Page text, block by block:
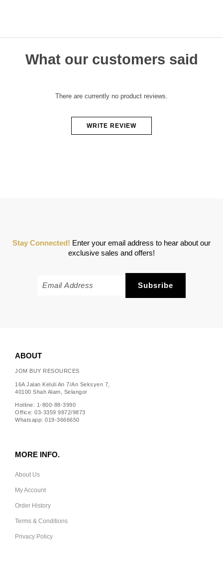
What our customers said
There are currently no product reviews.
WRITE REVIEW
Stay Connected! Enter your email address to hear about our
exclusive sales and offers!
ABOUT
JOM BUY RESOURCES
16A Jalan Keluli An 7/An Seksyen 7,
40100 Shah Alam, Selangor
Hotline: 1-800-88-3990
Office: 03-3359 9872/9873
Whatsapp: 019-3666650
MORE INFO.
About Us
My Account
Order History
Terms & Conditions
Privacy Policy